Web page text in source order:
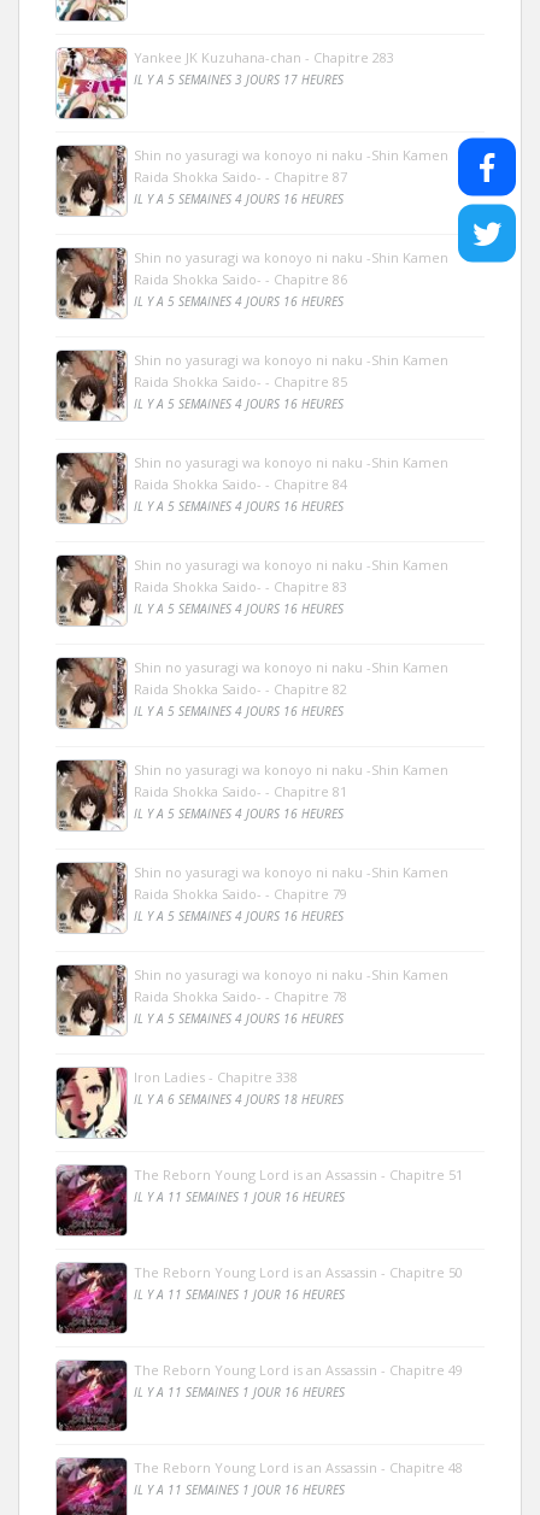
Yankee JK Kuzuhana-chan - Chapitre 283
IL Y A 5 SEMAINES 3 JOURS 17 HEURES
Shin no yasuragi wa konoyo ni naku -Shin Kamen
Raida Shokka Saido- - Chapitre 87
IL Y A 5 SEMAINES 4 JOURS 16 HEURES
Shin no yasuragi wa konoyo ni naku -Shin Kamen
Raida Shokka Saido- - Chapitre 86
IL Y A 5 SEMAINES 4 JOURS 16 HEURES
Shin no yasuragi wa konoyo ni naku -Shin Kamen
Raida Shokka Saido- - Chapitre 85
IL Y A 5 SEMAINES 4 JOURS 16 HEURES
Shin no yasuragi wa konoyo ni naku -Shin Kamen
Raida Shokka Saido- - Chapitre 84
IL Y A 5 SEMAINES 4 JOURS 16 HEURES
Shin no yasuragi wa konoyo ni naku -Shin Kamen
Raida Shokka Saido- - Chapitre 83
IL Y A 5 SEMAINES 4 JOURS 16 HEURES
Shin no yasuragi wa konoyo ni naku -Shin Kamen
Raida Shokka Saido- - Chapitre 82
IL Y A 5 SEMAINES 4 JOURS 16 HEURES
Shin no yasuragi wa konoyo ni naku -Shin Kamen
Raida Shokka Saido- - Chapitre 81
IL Y A 5 SEMAINES 4 JOURS 16 HEURES
Shin no yasuragi wa konoyo ni naku -Shin Kamen
Raida Shokka Saido- - Chapitre 79
IL Y A 5 SEMAINES 4 JOURS 16 HEURES
Shin no yasuragi wa konoyo ni naku -Shin Kamen
Raida Shokka Saido- - Chapitre 78
IL Y A 5 SEMAINES 4 JOURS 16 HEURES
Iron Ladies - Chapitre 338
IL Y A 6 SEMAINES 4 JOURS 18 HEURES
The Reborn Young Lord is an Assassin - Chapitre 51
IL Y A 11 SEMAINES 1 JOUR 16 HEURES
The Reborn Young Lord is an Assassin - Chapitre 50
IL Y A 11 SEMAINES 1 JOUR 16 HEURES
The Reborn Young Lord is an Assassin - Chapitre 49
IL Y A 11 SEMAINES 1 JOUR 16 HEURES
The Reborn Young Lord is an Assassin - Chapitre 48
IL Y A 11 SEMAINES 1 JOUR 16 HEURES